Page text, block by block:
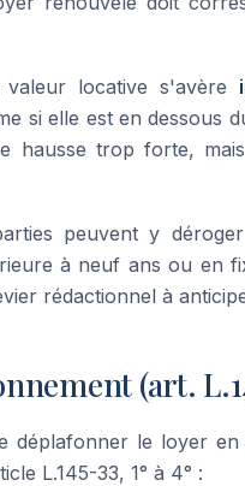
locative s'avère
si elle est en dessous
hausse trop forte,
peuvent y déroger
à neuf ans ou en
rédactionnel à
(art.
déplafonner le loyer en
L.145-33, 1° à 4° :